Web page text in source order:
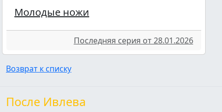
Молодые ножи
Последняя серия от 28.01.2026
Возврат к списку
После Ивлева